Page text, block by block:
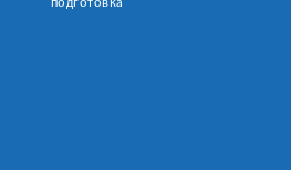
подготовка